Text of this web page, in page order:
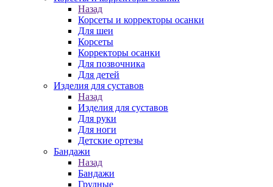
Назад
Корсеты и корректоры осанки
Для шеи
Корсеты
Корректоры осанки
Для позвочника
Для детей
Изделия для суставов
Назад
Изделия для суставов
Для руки
Для ноги
Детские ортезы
Бандажи
Назад
Бандажи
Грудные